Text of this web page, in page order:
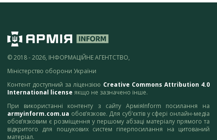
© 2018 - 2026, ІНФОРМАЦІЙНЕ АГЕНТСТВО,
Міністерство оборони України
Контент доступний за ліцензією Creative Commons Attribution 4.0
International license якщо не зазначено інше.
При використанні контенту з сайту АрміяInform посилання на
armyinform.com.ua обов’язкове. Для суб’єктів у сфері онлайн-медіа
обов’язковим є розміщення у першому абзаці матеріалу прямого та
відкритого для пошукових систем гіперпосилання на цитований
матеріал.